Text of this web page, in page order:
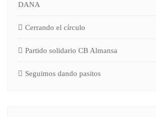
DANA
Cerrando el círculo
Partido solidario CB Almansa
Seguimos dando pasitos